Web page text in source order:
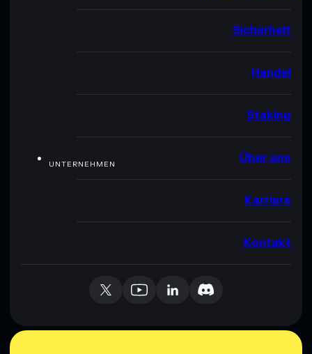
Sicherheit
Handel
Staking
UNTERNEHMEN Über uns
Karriere
Kontakt